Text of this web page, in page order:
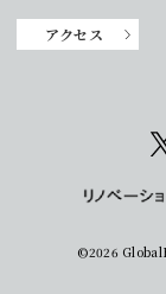
アクセス
©2026